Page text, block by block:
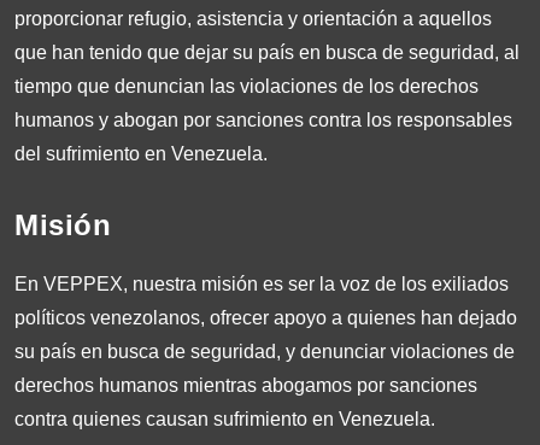
proporcionar refugio, asistencia y orientación a aquellos
que han tenido que dejar su país en busca de seguridad, al
tiempo que denuncian las violaciones de los derechos
humanos y abogan por sanciones contra los responsables
del sufrimiento en Venezuela.
Misión
En VEPPEX, nuestra misión es ser la voz de los exiliados
políticos venezolanos, ofrecer apoyo a quienes han dejado
su país en busca de seguridad, y denunciar violaciones de
derechos humanos mientras abogamos por sanciones
contra quienes causan sufrimiento en Venezuela.